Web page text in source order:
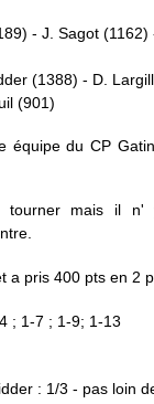
- J. Sagot (1162)
(1388) - D.
(901)
équipe du CP
tourner mais il
a pris 400 pts en 2
; 1-7 ; 1-9; 1-13
: 1/3 - pas loin